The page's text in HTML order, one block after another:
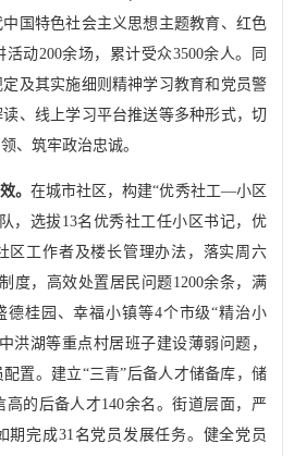
国特色社会主义思想主题教育、红色
活动200余场，累计受众3500余人。
同
及其实施细则精神学习教育和党员警
、线上学习平台推送等多种形式，切
、筑牢政治忠诚。
。 在城市社区，构建“优秀社工—小区
，选拔13名优秀社工任小区书记，优
区工作者及楼长管理办法，落实周六
度，高效处置居民问题1200余条，满
德桂园、幸福小镇等4个市级“精治小
洪湖等重点村居班子建设薄弱问题，
置。建立“三青”后备人才储备库，储
高的后备人才140余名。街道层面， 严
期完成31 名党员发展任务。健全党员